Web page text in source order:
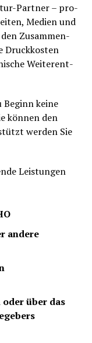
Part­ner – pro­
Medi­en und
Zusam­men­
Druck­kos­ten
Wei­ter­ent­
kei­ne
kön­nen den
wer­den Sie
Leis­tun­gen
ande­re
über das